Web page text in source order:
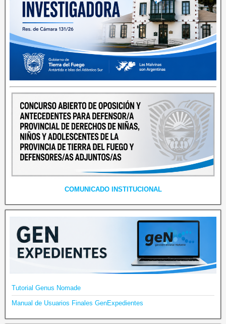
COMUNICADO INSTITUCIONAL
Tutorial Genus Nomade
Manual de Usuarios Finales GenExpedientes